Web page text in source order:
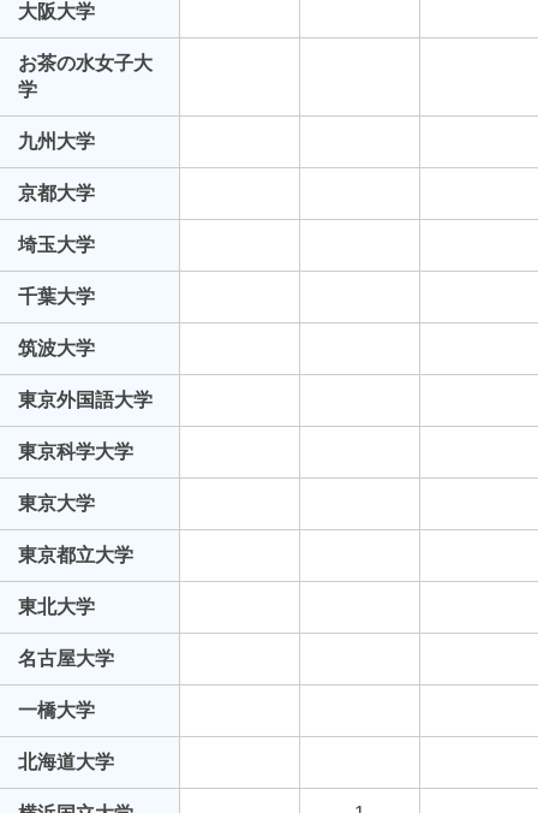
大阪大学
お茶の水女子大
学
九州大学
京都大学
埼玉大学
千葉大学
筑波大学
東京外国語大学
東京科学大学
東京大学
東京都立大学
東北大学
名古屋大学
一橋大学
北海道大学